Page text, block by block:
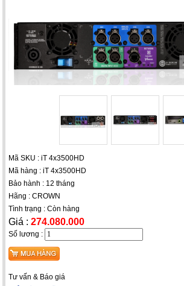
Mã SKU : iT 4x3500HD
Mã hàng : iT 4x3500HD
Bảo hành : 12 tháng
Hãng : CROWN
Tình trạng : Còn hàng
Giá :274.080.000
Số lương :
Tư vấn & Báo giá